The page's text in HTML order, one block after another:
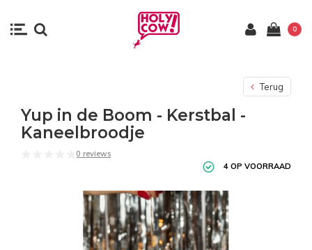
0
Terug
Yup in de Boom - Kerstbal -
Kaneelbroodje
0 reviews
4 OP VOORRAAD